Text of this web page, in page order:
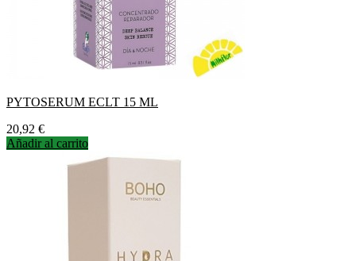
PYTOSERUM ECLT 15 ML
Precio
20,92 €
Añadir al carrito